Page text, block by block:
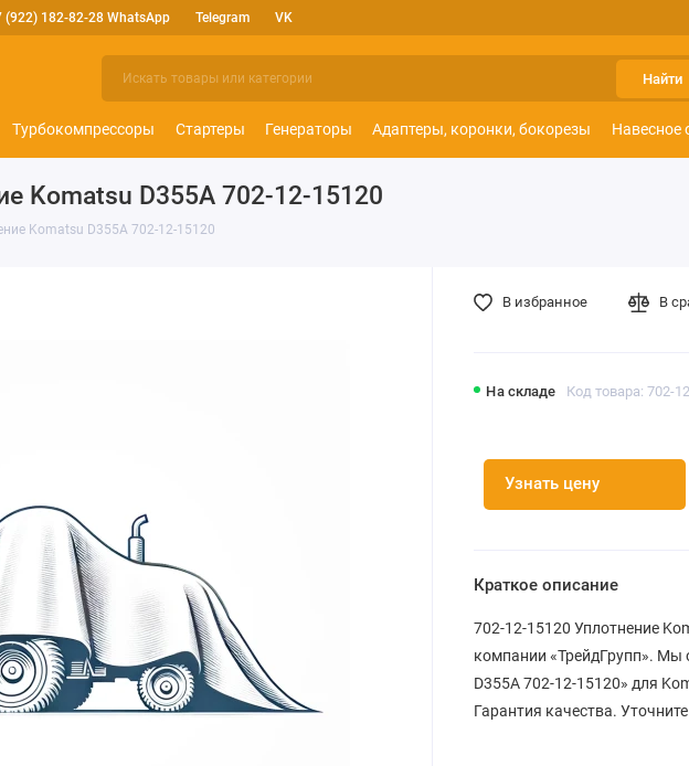
(922) 182-82-28 WhatsApp Telegram VK
Найти
Турбокомпрессоры Стартеры Генераторы Адаптеры, коронки, бокорезы Навесное
Komatsu D355A 702-12-15120
Komatsu D355A 702-12-15120
На складе Код товара: 702-
Узнать цену
В избранное В
Краткое описание
702-12-15120 Уплотнение
компании «ТрейдГрупп». Мы
D355A 702-12-15120» для
Гарантия качества.